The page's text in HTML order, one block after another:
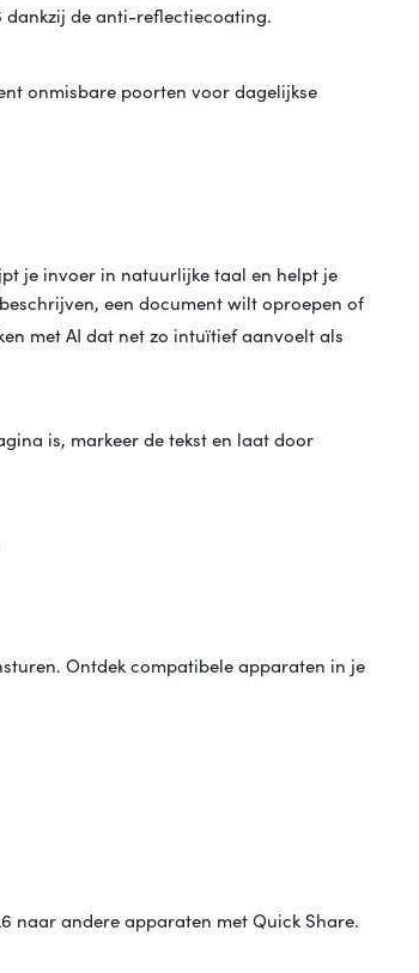
dankzij de anti-reflectiecoating.
onmisbare poorten voor dagelijkse
je invoer in natuurlijke taal en helpt je
een document wilt oproepen of
met AI dat net zo intuïtief aanvoelt als
is, markeer de tekst en laat door
Ontdek compatibele apparaten in je
naar andere apparaten met Quick Share.